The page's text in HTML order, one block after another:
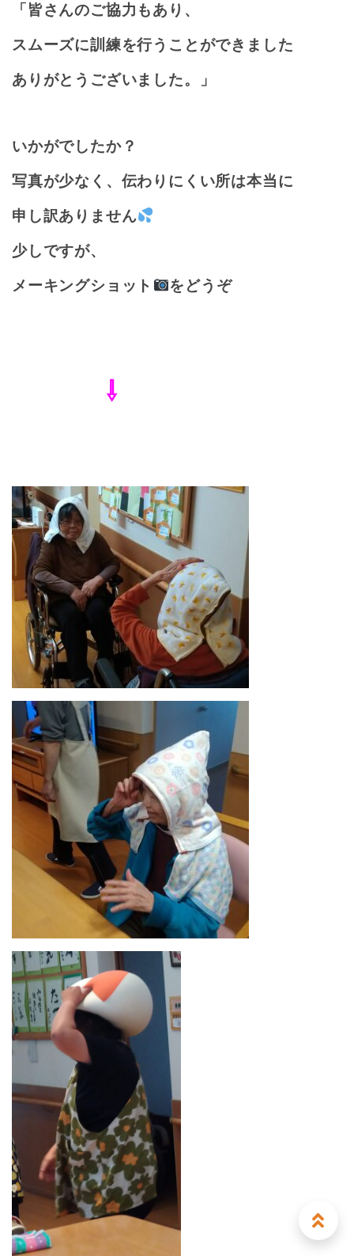
「皆さんのご協力もあり、
スムーズに訓練を行うことができました
ありがとうございました。」
いかがでしたか？
写真が少なく、伝わりにくい所は本当に
申し訳ありません
少しですが、
メーキングショット
をどうぞ
⇩